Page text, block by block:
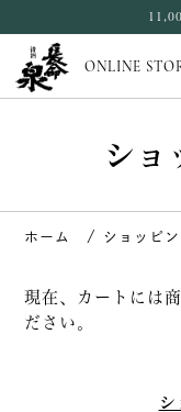
ONLINE
ショ
ショッピ
現在、カートには
ださい。
シ